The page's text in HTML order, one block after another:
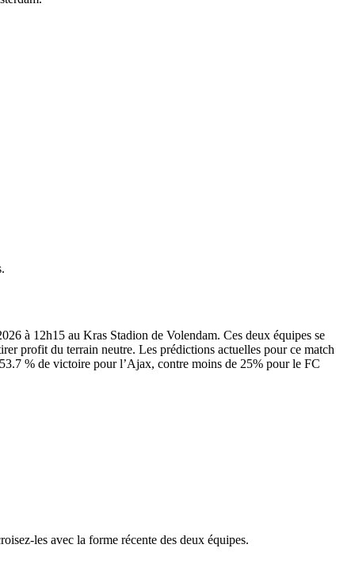
à 12h15 au Kras Stadion de Volendam. Ces deux équipes se
profit du terrain neutre. Les prédictions actuelles pour ce match
% de victoire pour l’Ajax, contre moins de 25% pour le FC
les avec la forme récente des deux équipes.